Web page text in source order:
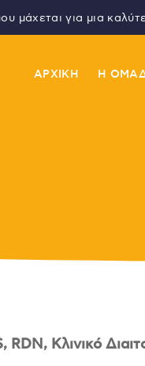
μάχεται για μια
ΑΡΧΙΚΗ Η
, RDN, Κλινικό